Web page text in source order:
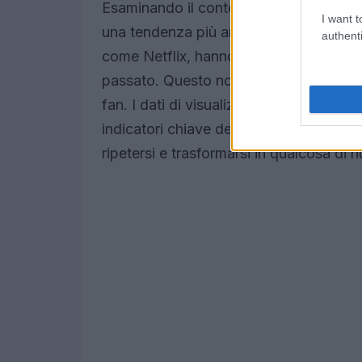
I want
Esaminando il contesto attuale,
una tendenza più ampia di revival di
come Netflix, hanno dimostrato un
passato. Questo non solo attira gli
fan. I dati di visualizzazione e il
indicatori chiave del successo di tali
ripetersi e trasformarsi in qualcosa di